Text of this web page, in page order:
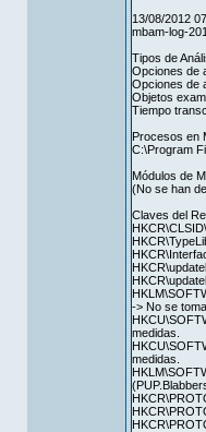
13/08/2012
mbam-log-
Tipos de
Opciones de
Opciones de
Objetos
Tiempo
Procesos en
C:\Program
Módulos de
(No se han
Claves del
-> No se
medidas.
medidas.